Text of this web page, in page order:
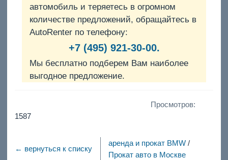
автомобиль и теряетесь в огромном
количестве предложений, обращайтесь в
AutoRenter по телефону:
+7 (495) 921-30-00.
Мы бесплатно подберем Вам наиболее
выгодное предложение.
Просмотров:
1587
← вернуться к списку
аренда и прокат BMW /
Прокат авто в Москве